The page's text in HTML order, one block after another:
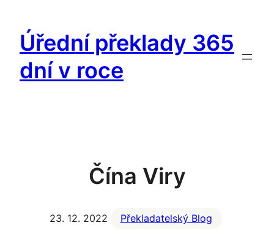
obsahÚřední překlady 365
dní v roce
Čína Viry
23. 12. 2022 Překladatelský Blog